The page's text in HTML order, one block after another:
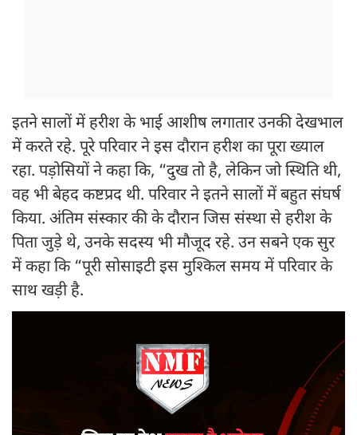
इतने सालों में हरीश के भाई आशीष लगातार उनकी देखभाल
में करते रहे. पूरे परिवार ने इस दौरान हरीश का पूरा ख्याल
रहा. पड़ोसियों ने कहा कि, “दुख तो है, लेकिन जो स्थिति थी,
वह भी बेहद कष्टप्रद थी. परिवार ने इतने सालों में बहुत संघर्ष
किया. अंतिम संस्कार की के दौरान जिस संस्था से हरीश के
पिता जुड़े थे, उनके सदस्य भी मौजूद रहे. उन सबने एक सुर
में कहा कि “पूरी सोसाइटी इस मुश्किल समय में परिवार के
साथ खड़ी है.